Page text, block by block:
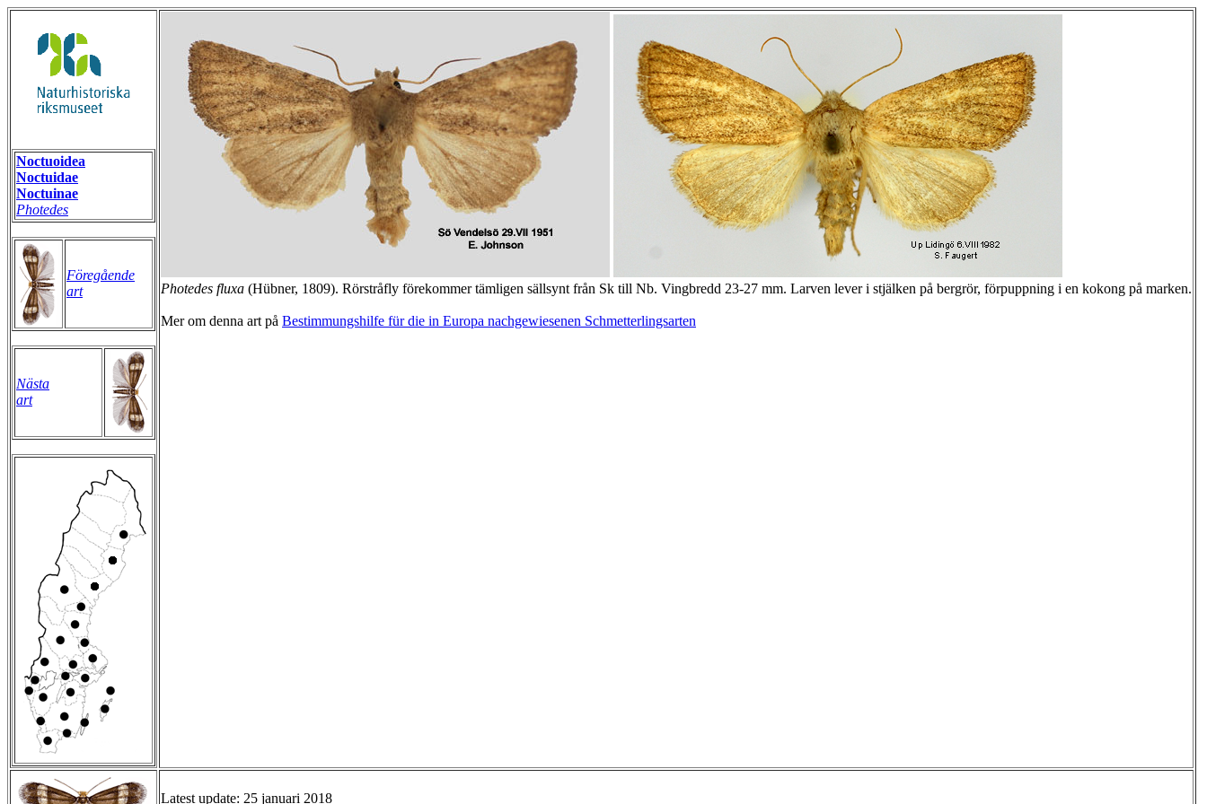
Noctuoidea
Noctuidae
Noctuinae
Photedes
Föregående
art
Nästa
art
Photedes fluxa (Hübner, 1809). Rörstråfly förekommer tämligen sällsynt från Sk till Nb. Vingbredd 23-27 mm. Larven lever i stjälken på bergrör, förpuppning i en kokong på marken.
Mer om denna art på Bestimmungshilfe für die in Europa nachgewiesenen Schmetterlingsarten
Latest update: 25 januari 2018